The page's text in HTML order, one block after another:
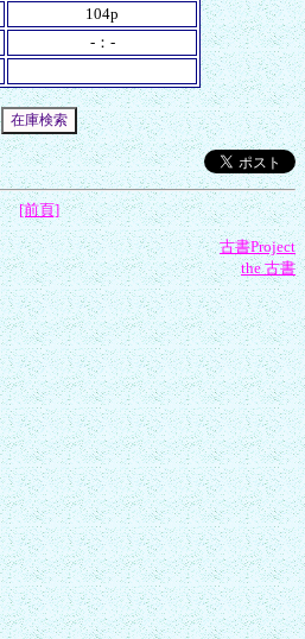
104p
-：-
[前頁]
古書Project
the 古書